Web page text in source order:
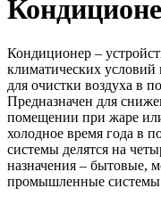
Кондиционер –
климатических условий
для очистки воздуха в
Предназначен для
помещении при жаре
холодное время года в
системы делятся на
назначения – бытовые,
промышленные